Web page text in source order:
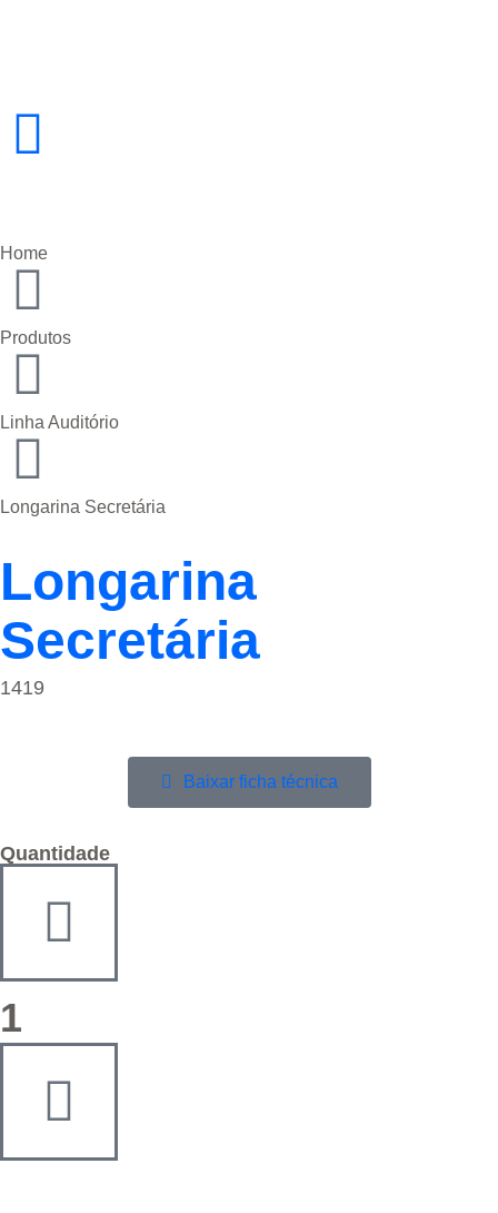
Home
Produtos
Linha Auditório
Longarina Secretária
Longarina
Secretária
1419
Baixar ficha técnica
Quantidade
1